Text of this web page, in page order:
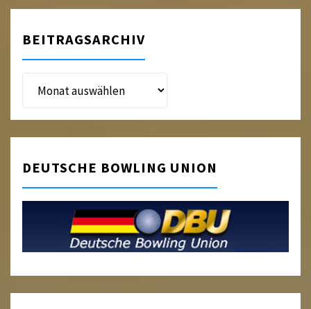
BEITRAGSARCHIV
Beitragsarchiv
DEUTSCHE BOWLING UNION